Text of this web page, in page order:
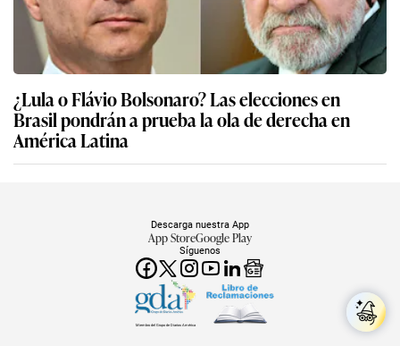
¿Lula o Flávio Bolsonaro? Las elecciones en
Brasil pondrán a prueba la ola de derecha en
América Latina
Síguenos
Descarga nuestra App
App StoreGoogle Play
Miembro del Grupo de Diarios América